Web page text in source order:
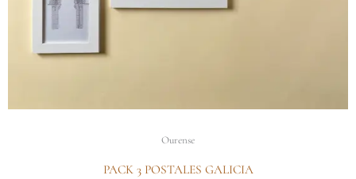
Ourense
PACK 3 POSTALES GALICIA